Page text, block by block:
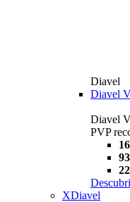
Diavel
Diavel
Diavel
PVP
XDiavel